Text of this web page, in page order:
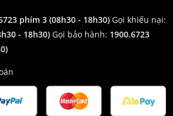
phím 3 (08h30 - 18h30) Gọi khiếu nại:
- 18h30) Gọi bảo hành: 1900.6723